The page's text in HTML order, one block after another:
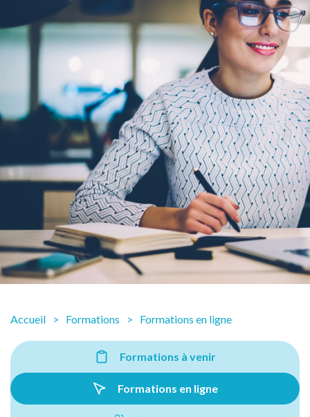
Accueil Formations Formations en ligne
Formations à venir
Formations en ligne